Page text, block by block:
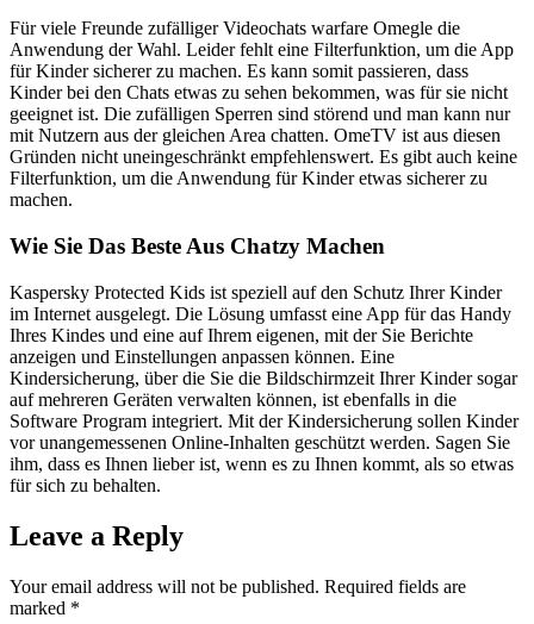
Für viele Freunde zufälliger Videochats warfare Omegle die
Anwendung der Wahl. Leider fehlt eine Filterfunktion, um die App
für Kinder sicherer zu machen. Es kann somit passieren, dass
Kinder bei den Chats etwas zu sehen bekommen, was für sie nicht
geeignet ist. Die zufälligen Sperren sind störend und man kann nur
mit Nutzern aus der gleichen Area chatten. OmeTV ist aus diesen
Gründen nicht uneingeschränkt empfehlenswert. Es gibt auch keine
Filterfunktion, um die Anwendung für Kinder etwas sicherer zu
machen.
Wie Sie Das Beste Aus Chatzy Machen
Kaspersky Protected Kids ist speziell auf den Schutz Ihrer Kinder
im Internet ausgelegt. Die Lösung umfasst eine App für das Handy
Ihres Kindes und eine auf Ihrem eigenen, mit der Sie Berichte
anzeigen und Einstellungen anpassen können. Eine
Kindersicherung, über die Sie die Bildschirmzeit Ihrer Kinder sogar
auf mehreren Geräten verwalten können, ist ebenfalls in die
Software Program integriert. Mit der Kindersicherung sollen Kinder
vor unangemessenen Online-Inhalten geschützt werden. Sagen Sie
ihm, dass es Ihnen lieber ist, wenn es zu Ihnen kommt, als so etwas
für sich zu behalten.
Leave a Reply
Your email address will not be published. Required fields are
marked *